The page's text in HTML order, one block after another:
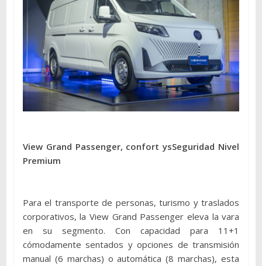
View Grand Passenger, confort ysSeguridad Nivel
Premium
Para el transporte de personas, turismo y traslados
corporativos, la View Grand Passenger eleva la vara
en su segmento. Con capacidad para 11+1
cómodamente sentados y opciones de transmisión
manual (6 marchas) o automática (8 marchas), esta